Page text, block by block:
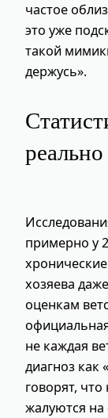
частое
это уже
такой
держусь».
примерно у
хозяева
оценкам
не каждая
диагноз как
говорят,
жалуются на